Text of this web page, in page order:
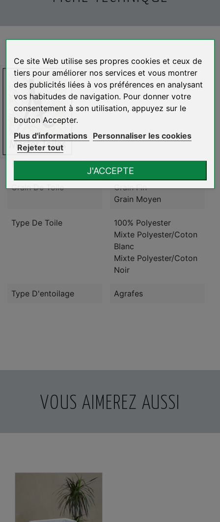
Référence PGFAI30/60-30+30
Grain De Toile
Grain Fin
Grain Moyen
Type De Toile
100% Polyester
Mixte Polyester/Coton
Blanc
Mixte Polyester/Coton
Noir
Type D'entoilage Agrafes
VOUS AIMEREZ AUSSI
Ce site Web utilise ses propres cookies et ceux de
tiers pour améliorer nos services et vous montrer
des publicités liées à vos préférences en analysant
vos habitudes de navigation. Pour donner votre
consentement à son utilisation, appuyez sur le
bouton Accepter.
Plus d'informations Personnaliser les cookies
Rejeter tout
J'ACCEPTE